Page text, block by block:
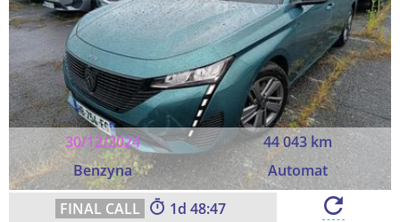
30/12/2024
44 043 km
Benzyna
Automat
1 48:46